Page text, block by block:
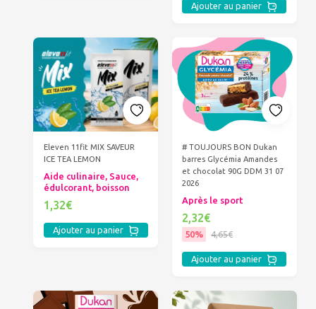
Ajouter au panier
Eleven 11fit MIX SAVEUR
ICE TEA LEMON
Aide culinaire, Sauce,
édulcorant, boisson
1,32€
Ajouter au panier
# TOUJOURS BON Dukan
barres Glycémia Amandes
et chocolat 90G DDM 31 07
2026
Après le sport
2,32€
50% 4,65€
Ajouter au panier